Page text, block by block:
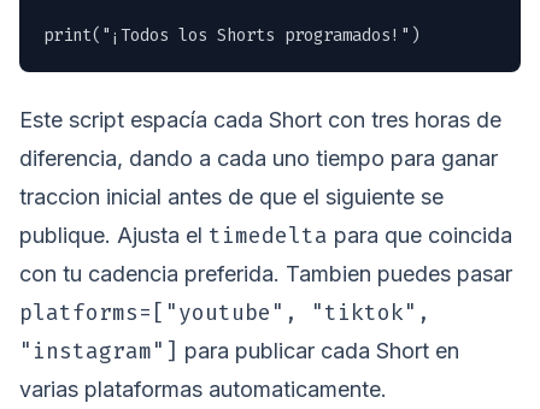
print("¡Todos los Shorts programados!")
Este script espacía cada Short con tres horas de
diferencia, dando a cada uno tiempo para ganar
traccion inicial antes de que el siguiente se
publique. Ajusta el timedelta para que coincida
con tu cadencia preferida. Tambien puedes pasar
platforms=["youtube", "tiktok",
"instagram"] para publicar cada Short en
varias plataformas automaticamente.